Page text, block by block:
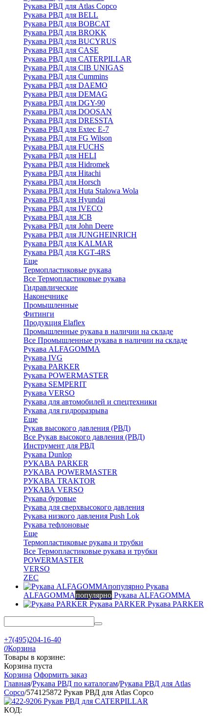
Рукава РВД для Atlas Copco
Рукава РВД для BELL
Рукава РВД для BOBCAT
Рукава РВД для BROKK
Рукава РВД для BUCYRUS
Рукава РВД для CASE
Рукава РВД для CATERPILLAR
Рукава РВД для CIB UNIGAS
Рукава РВД для Cummins
Рукава РВД для DAEMO
Рукава РВД для DEMAG
Рукава РВД для DGY-90
Рукава РВД для DOOSAN
Рукава РВД для DRESSTA
Рукава РВД для Extec E-7
Рукава РВД для FG Wilson
Рукава РВД для FUCHS
Рукава РВД для HELI
Рукава РВД для Hidromek
Рукава РВД для Hitachi
Рукава РВД для Horsch
Рукава РВД для Huta Stalowa Wola
Рукава РВД для Hyundai
Рукава РВД для IVECO
Рукава РВД для JCB
Рукава РВД для John Deere
Рукава РВД для JUNGHEINRICH
Рукава РВД для KALMAR
Рукава РВД для KGT-4RS
Еще
Термопластиковые рукава
Все Термопластиковые рукава
Гидравлические
Наконечнике
Промышленные
Фитинги
Продукция Elaflex
Промышленные рукава в наличии на складе
Все Промышленные рукава в наличии на складе
Рукава ALFAGOMMA
Рукава IVG
Рукава PARKER
Рукава POWERMASTER
Рукава SEMPERIT
Рукава VERSO
Рукава для автомобилей и спецтехники
Рукава для гидроразрыва
Еще
Рукав высокого давления (РВД)
Все Рукав высокого давления (РВД)
Инструмент для РВД
Рукава Dunlop
РУКАВА PARKER
РУКАВА POWERMASTER
РУКАВА TRAKTOR
РУКАВА VERSO
Рукава буровые
Рукава для сверхвысокого давления
Рукава низкого давления Push Lok
Рукава тефлоновые
Еще
Термопластиковые рукава и трубки
Все Термопластиковые рукава и трубки
POWERMASTER
VERSO
ZEC
Рукава
ALFAGOMMAпопулярно Рукава ALFAGOMMA
Рукава PARKER Рукава PARKER
+7(495)204-16-40
0Корзина
Товары в корзине:
Корзина пуста
Корзина Оформить заказ
Главная/Рукава РВД по каталогам/Рукава РВД для Atlas
Copco/574125872 Рукав РВД для Atlas Copco
КОД: